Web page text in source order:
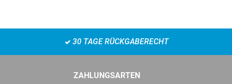
30 TAGE RÜCKGABERECHT
ZAHLUNGSARTEN